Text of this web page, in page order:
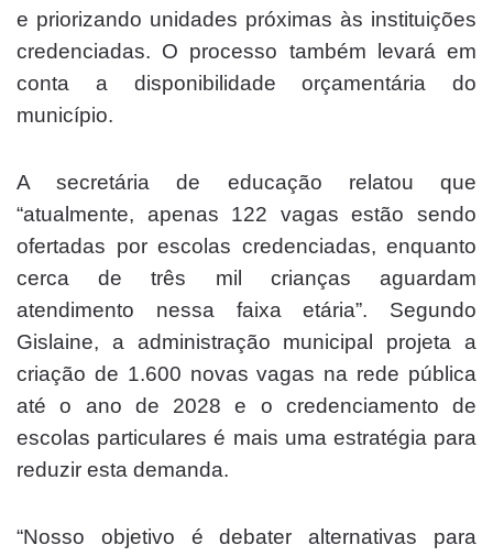
e priorizando unidades próximas às instituições
credenciadas. O processo também levará em
conta a disponibilidade orçamentária do
município.
A secretária de educação relatou que
“atualmente, apenas 122 vagas estão sendo
ofertadas por escolas credenciadas, enquanto
cerca de três mil crianças aguardam
atendimento nessa faixa etária”. Segundo
Gislaine, a administração municipal projeta a
criação de 1.600 novas vagas na rede pública
até o ano de 2028 e o credenciamento de
escolas particulares é mais uma estratégia para
reduzir esta demanda.
“Nosso objetivo é debater alternativas para